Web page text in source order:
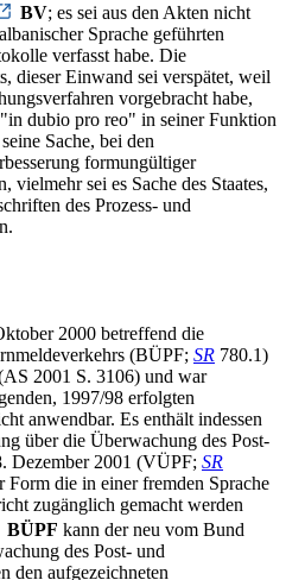
BV; es sei aus den Akten nicht
Sprache geführten
verfasst habe. Die
dieser Einwand sei verspätet, weil
vorgebracht habe,
dubio pro reo" in seiner Funktion
Sache, bei den
formungültiger
vielmehr sei es Sache des Staates,
des Prozess- und
2000 betreffend die
(BÜPF; SR 780.1)
2001 S. 3106) und war
1997/98 erfolgten
anwendbar. Es enthält indessen
über die Überwachung des Post-
Dezember 2001 (VÜPF; SR
die in einer fremden Sprache
zugänglich gemacht werden
BÜPF kann der neu vom Bund
des Post- und
den aufgezeichneten